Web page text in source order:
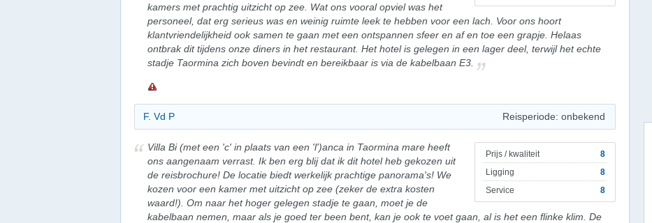
kamers met prachtig uitzicht op zee. Wat ons vooral opviel was het
personeel, dat erg serieus was en weinig ruimte leek te hebben voor een lach. Voor ons hoort
klantvriendelijkheid ook samen te gaan met een ontspannen sfeer en af en toe een grapje. Helaas
ontbrak dit tijdens onze diners in het restaurant. Het hotel is gelegen in een lager deel, terwijl het echte
stadje Taormina zich boven bevindt en bereikbaar is via de kabelbaan E3.
F. Vd P Reisperiode: onbekend
Prijs / kwaliteit
8
Ligging
8
Service
8
Villa Bi (met een 'c' in plaats van een 'l')anca in Taormina mare heeft
ons aangenaam verrast. Ik ben erg blij dat ik dit hotel heb gekozen uit
de reisbrochure! De locatie biedt werkelijk prachtige panorama's! We
kozen voor een kamer met uitzicht op zee (zeker de extra kosten
waard!). Om naar het hoger gelegen stadje te gaan, moet je de
kabelbaan nemen, maar als je goed ter been bent, kan je ook te voet gaan, al is het een flinke klim. De